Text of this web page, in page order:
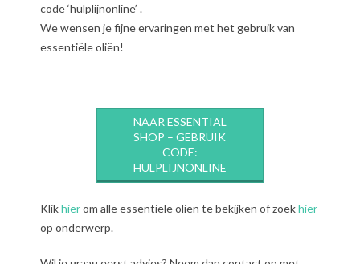
code ‘hulplijnonline’ .
We wensen je fijne ervaringen met het gebruik van
essentiële oliën!
NAAR ESSENTIAL
SHOP – GEBRUIK
CODE:
HULPLIJNONLINE
Klikhierom alle essentiële oliën te bekijken of zoekhier
op onderwerp.